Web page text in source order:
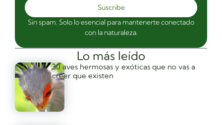
Lo más leído
30 aves hermosas y exóticas que no vas a
creer que existen
Suscribe
Sin spam. Solo lo esencial para mantenerte conectado
con la naturaleza.